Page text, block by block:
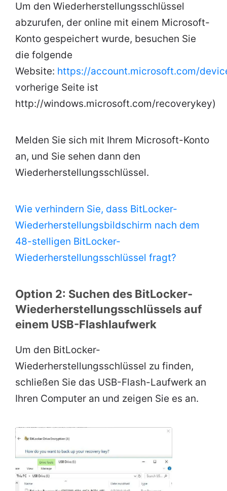
Um den Wiederherstellungsschlüssel
abzurufen, der online mit einem Microsoft-
Konto gespeichert wurde, besuchen Sie
die folgende
Website: https://account.microsoft.com/
vorherige Seite ist
http://windows.microsoft.com/recoverykey)
Melden Sie sich mit Ihrem Microsoft-Konto
an, und Sie sehen dann den
Wiederherstellungsschlüssel.
Wie verhindern Sie, dass BitLocker-
Wiederherstellungsbildschirm nach dem
48-stelligen BitLocker-
Wiederherstellungsschlüssel fragt?
Option 2: Suchen des BitLocker-
Wiederherstellungsschlüssels auf
einem USB-Flashlaufwerk
Um den BitLocker-
Wiederherstellungsschlüssel zu finden,
schließen Sie das USB-Flash-Laufwerk an
Ihren Computer an und zeigen Sie es an.